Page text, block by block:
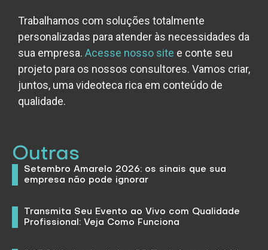
Trabalhamos com soluções totalmente
personalizadas para atender às necessidades da
sua empresa. Acesse nosso site e conte seu
projeto para os nossos consultores. Vamos criar,
juntos, uma videoteca rica em conteúdo de
qualidade.
Outras
Setembro Amarelo 2026: os sinais que sua
empresa não pode ignorar
Transmita Seu Evento ao Vivo com Qualidade
Profissional: Veja Como Funciona